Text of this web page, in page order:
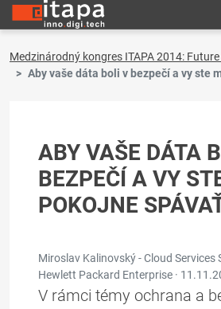
Medzinárodný kongres ITAPA 2014: Future
Aby vaše dáta boli v bezpečí a vy ste
ABY VAŠE DÁTA
BEZPEČÍ A VY
POKOJNE
Miroslav Kalinovský - Cloud Services
Hewlett Packard Enterprise ·
V rámci témy ochrana a